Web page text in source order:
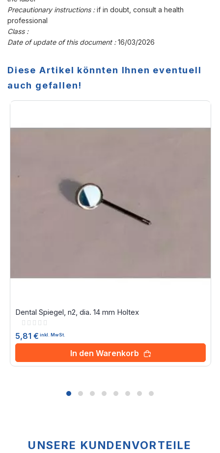
Precautionary instructions :if in doubt, consult a health
professional
Class :
Date of update of this document :16/03/2026
Diese Artikel könnten Ihnen eventuell
auch gefallen!
Dental Spiegel, n2, dia. 14 mm Holtex
Rating:
5,81 € inkl. MwSt.
In den Warenkorb
UNSERE KUNDENVORTEILE